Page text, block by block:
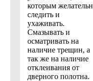
которым
следить и
ухаживать.
Смазывать и
осматривать на
наличие трещин, а
так же на наличие
отклеивания от
дверного полотна.